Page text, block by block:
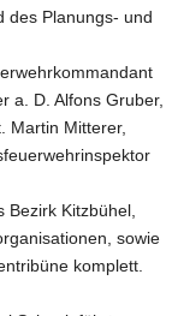
des Planungs- und
a. D. Alfons Gruber,
Martin Mitterer,
Bezirk Kitzbühel,
sowie
komplett.